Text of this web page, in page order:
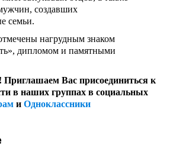
создавших
семьи.
нагрудным знаком
дипломом и памятными
Приглашаем Вас присоединиться к
в наших группах в социальных
и Одноклассники